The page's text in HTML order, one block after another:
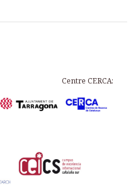
Centre CERCA: